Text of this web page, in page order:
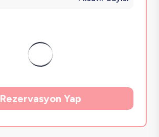
Rezervasyon Yap